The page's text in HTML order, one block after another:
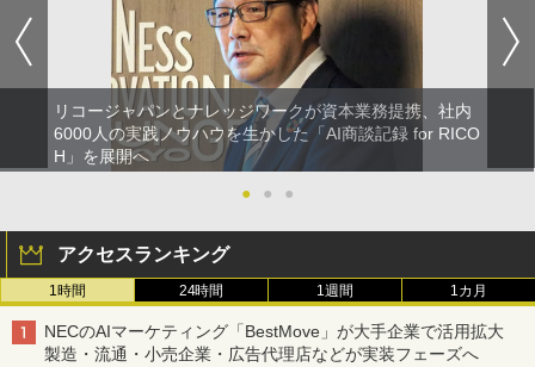
リコージャパンとナレッジワークが資本業務提携、社内
6000人の実践ノウハウを生かした「AI商談記録 for RICO
H」を展開へ
●
● ●
アクセスランキング
1時間 24時間 1週間 1カ月
NECのAIマーケティング「BestMove」が大手企業で活用拡大
製造・流通・小売企業・広告代理店などが実装フェーズへ